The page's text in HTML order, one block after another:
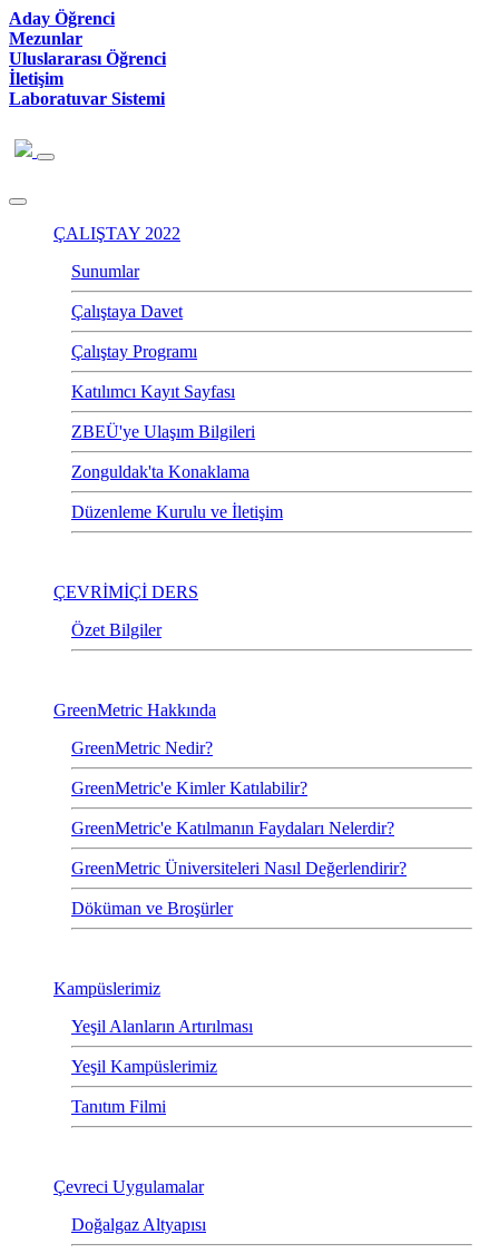
Aday Öğrenci
Mezunlar
Uluslararası Öğrenci
İletişim
Laboratuvar Sistemi
ÇALIŞTAY 2022
Sunumlar
Çalıştaya Davet
Çalıştay Programı
Katılımcı Kayıt Sayfası
ZBEÜ'ye Ulaşım Bilgileri
Zonguldak'ta Konaklama
Düzenleme Kurulu ve İletişim
ÇEVRİMİÇİ DERS
Özet Bilgiler
GreenMetric Hakkında
GreenMetric Nedir?
GreenMetric'e Kimler Katılabilir?
GreenMetric'e Katılmanın Faydaları Nelerdir?
GreenMetric Üniversiteleri Nasıl Değerlendirir?
Döküman ve Broşürler
Kampüslerimiz
Yeşil Alanların Artırılması
Yeşil Kampüslerimiz
Tanıtım Filmi
Çevreci Uygulamalar
Doğalgaz Altyapısı